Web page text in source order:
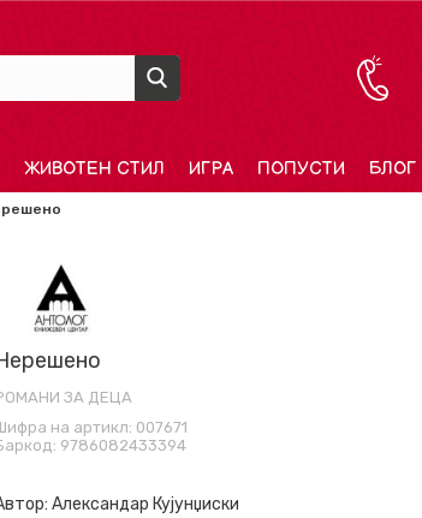
ЖИВОТЕН СТИЛ ИГРА ПОПУСТИ БЛОГ
ЗА ДЕЦА
на артикл: 007671
9786082433394
Александар Кујунџиски